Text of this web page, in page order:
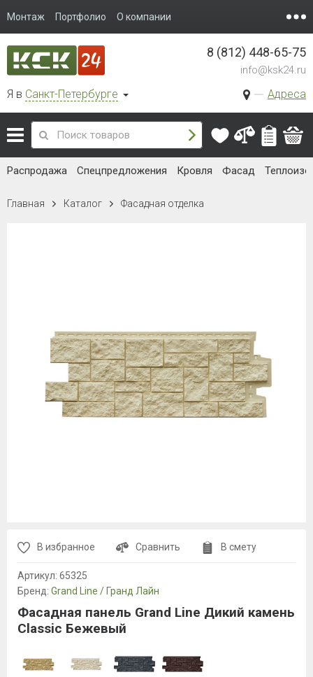
Монтаж Портфолио О компании
Я в Санкт-Петербурге Адреса
8 (812) 448-65-75
info@ksk24.ru
Распродажа Спецпредложения Кровля Фасад
Главная Каталог Фасадная отделка
В избранное Сравнить В смету
Артикул: 65325
Бренд: Grand Line / Гранд Лайн
Фасадная панель Grand Line Дикий камень
Classic Бежевый